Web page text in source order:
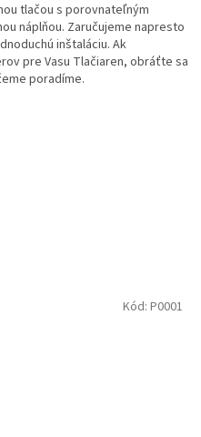
tlačou s porovnateľným
náplňou. Zaručujeme napresto
inštaláciu. Ak
pre Vasu Tlačiaren, obráťte sa
poradíme.
Kód: P0001